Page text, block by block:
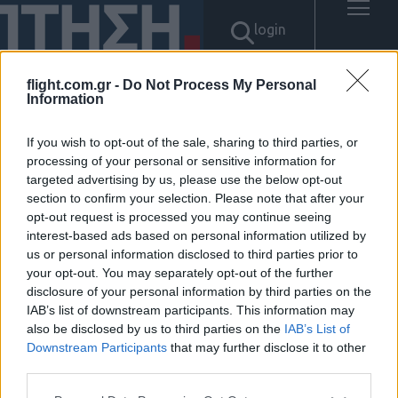
flight.com.gr - Do Not Process My Personal
Information
If you wish to opt-out of the sale, sharing to third parties, or
processing of your personal or sensitive information for
targeted advertising by us, please use the below opt-out
section to confirm your selection. Please note that after your
opt-out request is processed you may continue seeing
interest-based ads based on personal information utilized by
us or personal information disclosed to third parties prior to
your opt-out. You may separately opt-out of the further
disclosure of your personal information by third parties on the
IAB’s list of downstream participants. This information may
also be disclosed by us to third parties on the IAB’s List of
Downstream Participants that may further disclose it to other
login
Αποτελέσματα για: "텔레
@UPCOIN24「▸태더원화환전
테더최저수수료"
Δεν βρέθηκαν αποτελέσματα.
ΠΟΛΙΤΙΚΗ ΑΠΟΡΡΗΤΟΥ